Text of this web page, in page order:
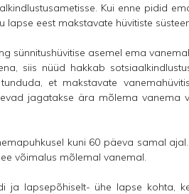
Kui enne pidid
eest makstavate hüvitiste
asemel ema
siis nüüd hakkab
et makstavate
jagatakse ära mõlema vanema
kuni 60 päeva samal
võimalus mõlemal vanemal.
ja lapsepõhiselt- ühe lapse kohta,